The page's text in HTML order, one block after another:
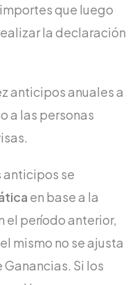
que luego
la declaración
anticipos anuales a
a las personas
anticipos se
en base a la
el período anterior,
mismo no se ajusta
Si los